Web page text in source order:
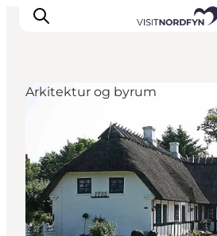
Oplev
Det sker
Spis og drik
Overnatning
Book oplevelser
Arkitektur og byrum